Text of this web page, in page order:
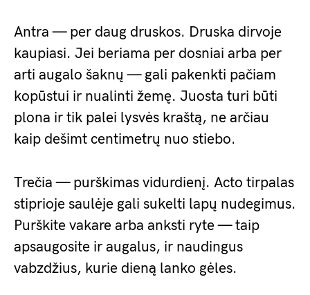
Antra — per daug druskos. Druska dirvoje
kaupiasi. Jei beriama per dosniai arba per
arti augalo šaknų — gali pakenkti pačiam
kopūstui ir nualinti žemę. Juosta turi būti
plona ir tik palei lysvės kraštą, ne arčiau
kaip dešimt centimetrų nuo stiebo.
Trečia — purškimas vidurdienį. Acto tirpalas
stiprioje saulėje gali sukelti lapų nudegimus.
Purškite vakare arba anksti ryte — taip
apsaugosite ir augalus, ir naudingus
vabzdžius, kurie dieną lanko gėles.